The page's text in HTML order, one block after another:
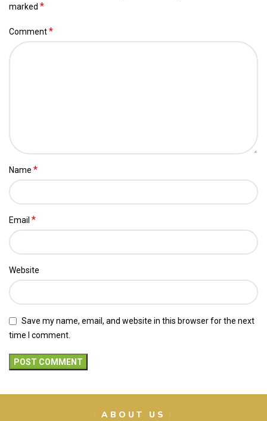
marked *
Comment*
Name *
Email *
Website
Save my name, email, and website in this browser for the next
time I comment.
ABOUT US